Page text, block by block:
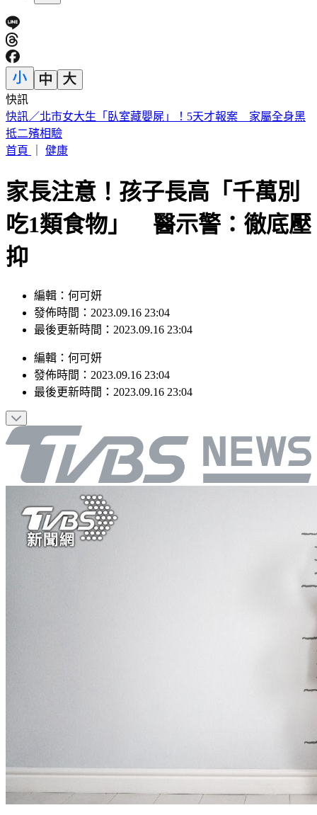
快訊
最新風雨預測！中午最有感 明清晨2縣市達停班課標準
首頁｜ 健康
家長注意！孩子長高「千萬別
吃1類食物」 醫示警：徹底壓
抑
發佈時間：2023.09.16 23:04
最後更新時間：2023.09.16 23:04
發佈時間：2023.09.16 23:04
最後更新時間：2023.09.16 23:04